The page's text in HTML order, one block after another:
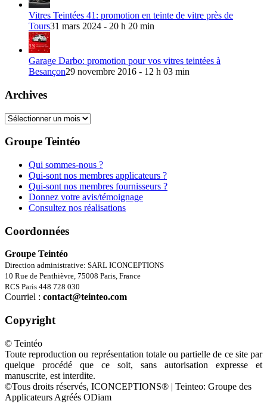
Vitres Teintées 41: promotion en teinte de vitre près de
Tours31 mars 2024 - 20 h 20 min
Garage Darbo: promotion pour vos vitres teintées à
Besançon29 novembre 2016 - 12 h 03 min
Archives
Archives
Groupe Teintéo
Qui sommes-nous ?
Qui-sont nos membres applicateurs ?
Qui-sont nos membres fournisseurs ?
Donnez votre avis/témoignage
Consultez nos réalisations
Coordonnées
Groupe Teintéo
Direction administrative: SARL ICONCEPTIONS
10 Rue de Penthièvre, 75008 Paris, France
RCS Paris 448 728 030
Courriel : contact@teinteo.com
Copyright
© Teintéo
Toute reproduction ou représentation totale ou partielle de ce site par
quelque procédé que ce soit, sans autorisation expresse et
manuscrite, est interdite.
©Tous droits réservés, ICONCEPTIONS® | Teinteo: Groupe des
Applicateurs Agréés ODiam